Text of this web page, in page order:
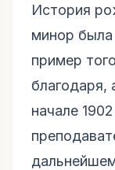
История
минор была
пример
благодаря,
начале